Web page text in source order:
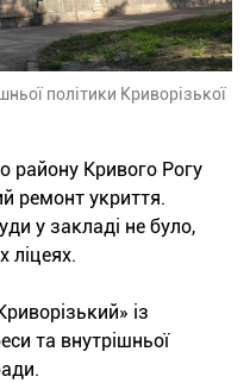
політики Криворізької
району Кривого Рогу
ремонт укриття.
у закладі не було,
ліцеях.
із
та внутрішньої